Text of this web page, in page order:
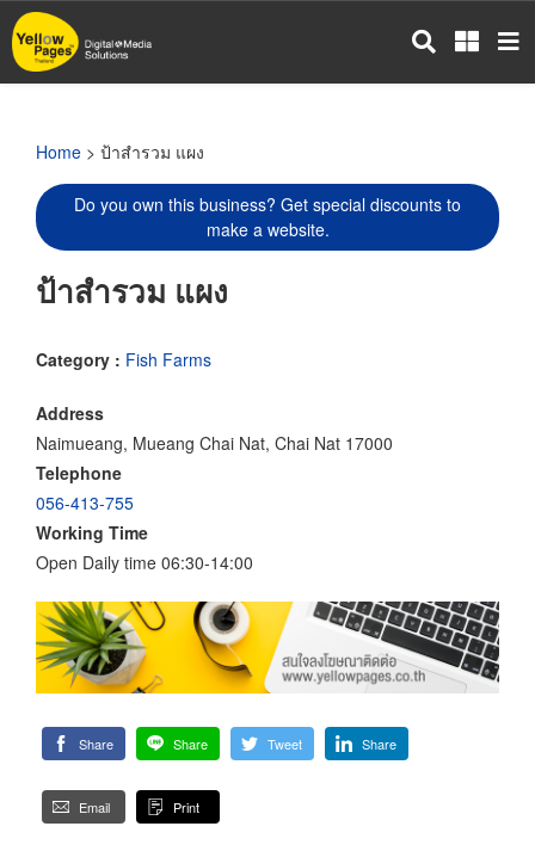
Skip
to
main
Home > ป้าสำรวม แผง
Do you own this business? Get special discounts to
make a website.
ป้าสำรวม แผง
Category : Fish Farms
Address
Naimueang, Mueang Chai Nat, Chai Nat 17000
Telephone
056-413-755
Working Time
Open Daily time 06:30-14:00
Share Share Tweet Share
Email Print